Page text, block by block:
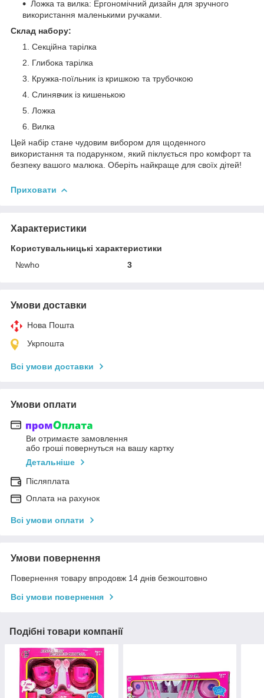
Ложка та вилка: Ергономічний дизайн для зручного
використання маленькими ручками.
Склад набору:
Секційна тарілка
Глибока тарілка
Кружка-поїльник із кришкою та трубочкою
Слинявчик із кишенькою
Ложка
Вилка
Цей набір стане чудовим вибором для щоденного
використання та подарунком, який піклується про комфорт та
безпеку вашого малюка. Оберіть найкраще для своїх дітей!
Приховати
Характеристики
Користувальницькі характеристики
№who
3
Умови доставки
Нова Пошта
Укрпошта
Всі умови доставки
Умови оплати
Ви отримаєте замовлення
або гроші повернуться на вашу картку
Детальніше
Післяплата
Оплата на рахунок
Всі умови оплати
Умови повернення
Повернення товару впродовж 14 днів безкоштовно
Всі умови повернення
Подібні товари компанії